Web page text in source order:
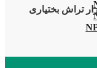
تراش بختیاری